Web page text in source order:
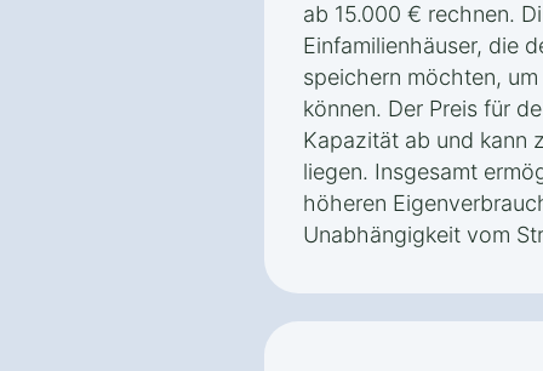
ab 15.000 € rechnen.
Einfamilienhäuser, die
speichern möchten,
können. Der Preis für
Kapazität ab und kann
liegen. Insgesamt
höheren
Unabhängigkeit vom